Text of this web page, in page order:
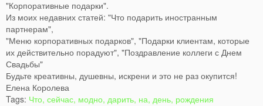
"Корпоративные подарки".
Из моих недавних статей: "Что подарить иностранным
партнерам",
"Меню корпоративных подарков", "Подарки клиентам, которые
их действительно порадуют", "Поздравление коллеги с Днем
Свадьбы"
Будьте креативны, душевны, искрени и это не раз окупится!
Елена Королева
Tags: Что, сейчас, модно, дарить, на, день, рождения